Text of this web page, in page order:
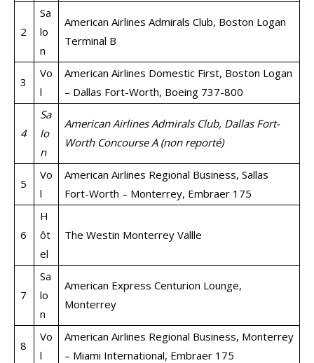
2
Sa
lo
n
American Airlines Admirals Club, Boston Logan
Terminal B
3
Vo
l
American Airlines Domestic First, Boston Logan
– Dallas Fort-Worth, Boeing 737-800
4
Sa
lo
n
American Airlines Admirals Club, Dallas Fort-
Worth Concourse A (non reporté)
5
Vo
l
American Airlines Regional Business, Sallas
Fort-Worth – Monterrey, Embraer 175
6
H
ôt
el
The Westin Monterrey Vallle
7
Sa
lo
n
American Express Centurion Lounge,
Monterrey
8
Vo
l
American Airlines Regional Business, Monterrey
– Miami International, Embraer 175